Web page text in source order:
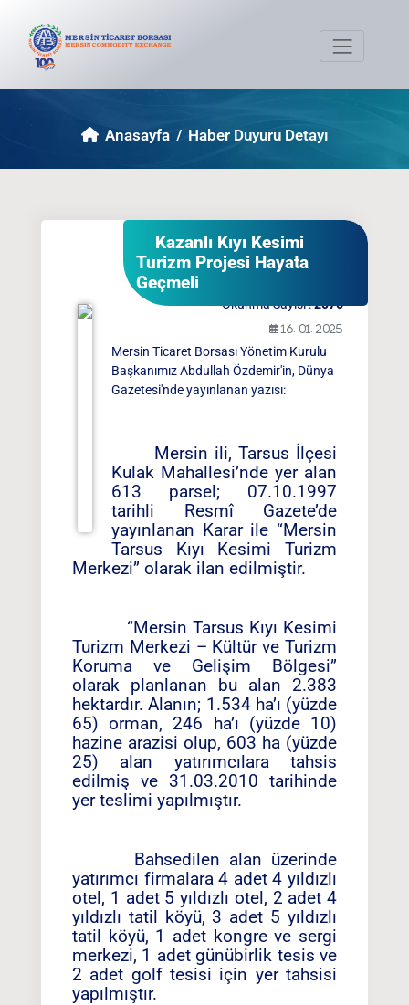
Anasayfa Haber Duyuru Detayı
Kazanlı Kıyı Kesimi
Turizm Projesi Hayata
Geçmeli
Okunma Sayısı :2076
16. 01. 2025
Mersin Ticaret Borsası Yönetim Kurulu
Başkanımız Abdullah Özdemir'in, Dünya
Gazetesi'nde yayınlanan yazısı:
Mersin ili, Tarsus İlçesi
Kulak Mahallesi’nde yer alan
613 parsel; 07.10.1997
tarihli Resmî Gazete’de
yayınlanan Karar ile “Mersin
Tarsus Kıyı Kesimi Turizm
Merkezi” olarak ilan edilmiştir.
“Mersin Tarsus Kıyı Kesimi
Turizm Merkezi – Kültür ve Turizm
Koruma ve Gelişim Bölgesi”
olarak planlanan bu alan 2.383
hektardır. Alanın; 1.534 ha’ı (yüzde
65) orman, 246 ha’ı (yüzde 10)
hazine arazisi olup, 603 ha (yüzde
25) alan yatırımcılara tahsis
edilmiş ve 31.03.2010 tarihinde
yer teslimi yapılmıştır.
Bahsedilen alan üzerinde
yatırımcı firmalara 4 adet 4 yıldızlı
otel, 1 adet 5 yıldızlı otel, 2 adet 4
yıldızlı tatil köyü, 3 adet 5 yıldızlı
tatil köyü, 1 adet kongre ve sergi
merkezi, 1 adet günübirlik tesis ve
2 adet golf tesisi için yer tahsisi
yapılmıştır.